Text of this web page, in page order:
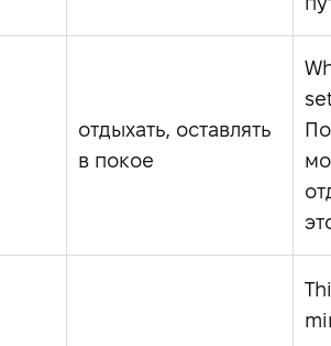
отдыхать, оставлять
в покое